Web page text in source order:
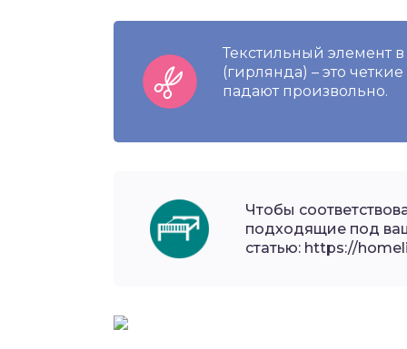
Текстильный элемент
(гирлянда) – это
падают произвольно.
Чтобы
подходящие под
статью: https://